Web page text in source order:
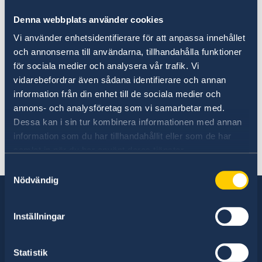
Denna webbplats använder cookies
Vi använder enhetsidentifierare för att anpassa innehållet
och annonserna till användarna, tillhandahålla funktioner
för sociala medier och analysera vår trafik. Vi
vidarebefordrar även sådana identifierare och annan
information från din enhet till de sociala medier och
annons- och analysföretag som vi samarbetar med.
Dessa kan i sin tur kombinera informationen med annan
information som du har tillhandahållit eller som de har
Nödvändig
Inställningar
Statistik
den syriska respektive den irakiska
gränsen. Vidare avråder
Utrikesdepartementet från icke
nödvändiga resor till gränsprovinserna
Hatay, Kilis, Sirnak och Hakkari i sin
helhet. Beslutet om avrådan fattades
den 28 mars 2022. Avrådan gäller tills
Sverige har diplomatiska förbindelser med i
stort sett alla stater i världen. I ungefär hälften
av dessa stater har Sverige ambassader och